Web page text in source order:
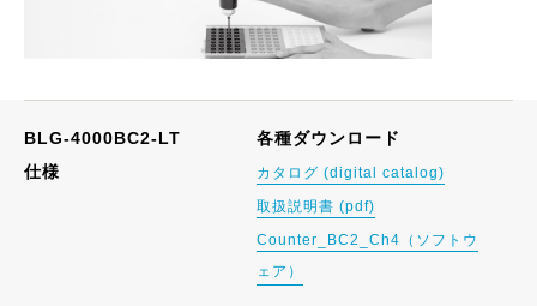
BLG-4000BC2-LT
仕様
各種ダウンロード
カタログ (digital catalog)
取扱説明書 (pdf)
Counter_BC2_Ch4（ソフトウ
ェア）